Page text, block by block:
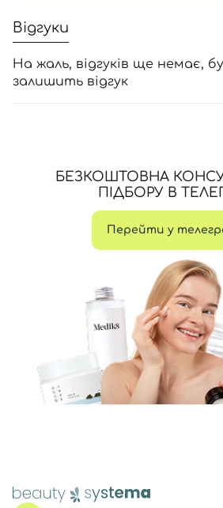
Відгуки
На жаль, відгуків ще немає,
залишить відгук
БЕЗКОШТОВНА
ПІДБОРУ В
Перейти у